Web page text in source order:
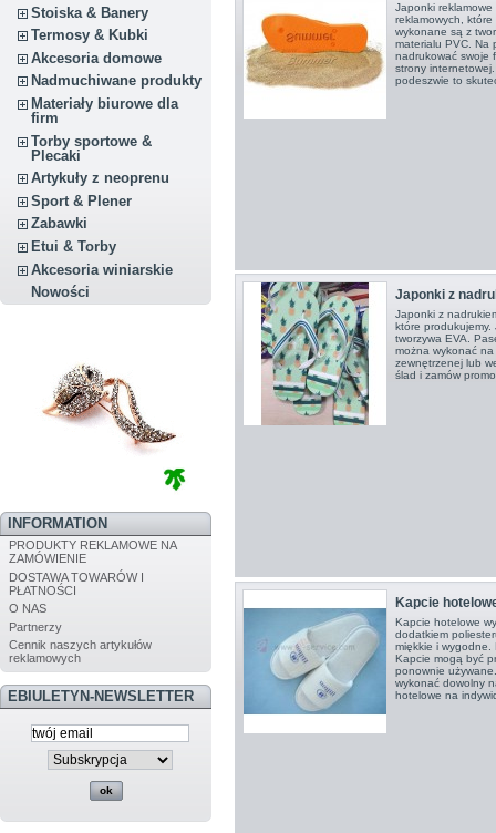
Stoiska & Banery
Termosy & Kubki
Akcesoria domowe
Nadmuchiwane produkty
Materiały biurowe dla
firm
Torby sportowe &
Plecaki
Artykuły z neoprenu
Sport & Plener
Zabawki
Etui & Torby
Akcesoria winiarskie
Nowości
INFORMATION
PRODUKTY REKLAMOWE NA
ZAMÓWIENIE
DOSTAWA TOWARÓW I
PŁATNOŚCI
O NAS
Partnerzy
Cennik naszych artykułów
reklamowych
EBIULETYN-NEWSLETTER
Japonki reklamowe
reklamowych,
wykonane są z
materialu PVC. Na
nadrukować swoje
strony
podeszwie to
Japonki z
Japonki z
które
tworzywa EVA.
można wykonać
zewnętrzenej lub
ślad i zamów
Kapcie
Kapcie hotelowe
dodatkiem
miękkie i wygodne.
Kapcie mogą być
ponownie
wykonać dowolny
hotelowe na